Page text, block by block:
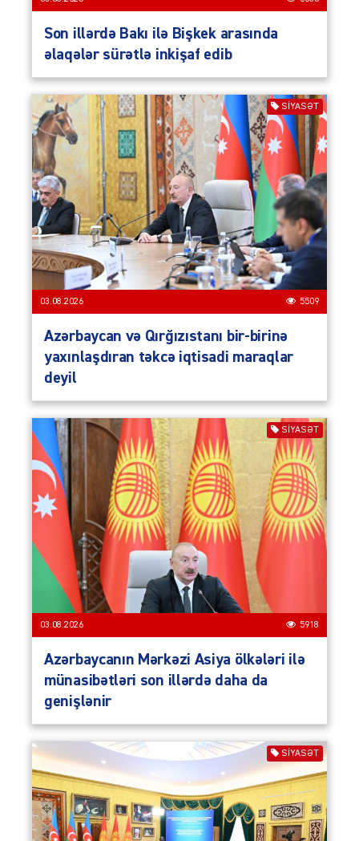
Son illərdə Bakı ilə Bişkek arasında
əlaqələr sürətlə inkişaf edib
SIYASƏT
03.08.2026 5509
Azərbaycan və Qırğızıstanı bir-birinə
yaxınlaşdıran təkcə iqtisadi maraqlar
deyil
SIYASƏT
03.08.2026 5918
Azərbaycanın Mərkəzi Asiya ölkələri ilə
münasibətləri son illərdə daha da
genişlənir
SIYASƏT